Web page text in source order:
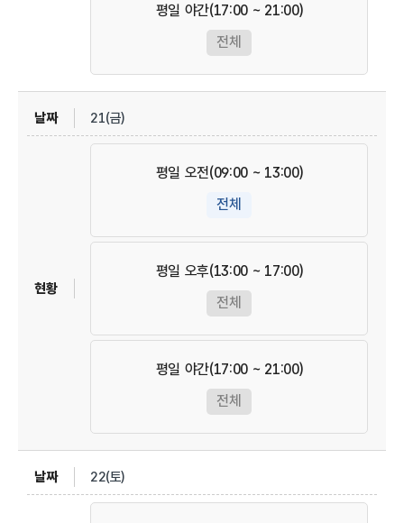
평일 야간(17:00 ~ 21:00)
전체
21(금)
평일 오전(09:00 ~ 13:00)
전체
평일 오후(13:00 ~ 17:00)
전체
평일 야간(17:00 ~ 21:00)
전체
22(토)